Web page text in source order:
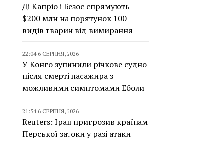
Ді Капріо і Безос спрямують
$200 млн на порятунок 100
видів тварин від вимирання
22:04 6 СЕРПНЯ, 2026
У Конго зупинили річкове судно
після смерті пасажира з
можливими симптомами Еболи
21:54 6 СЕРПНЯ, 2026
Reuters: Іран пригрозив країнам
Перської затоки у разі атаки